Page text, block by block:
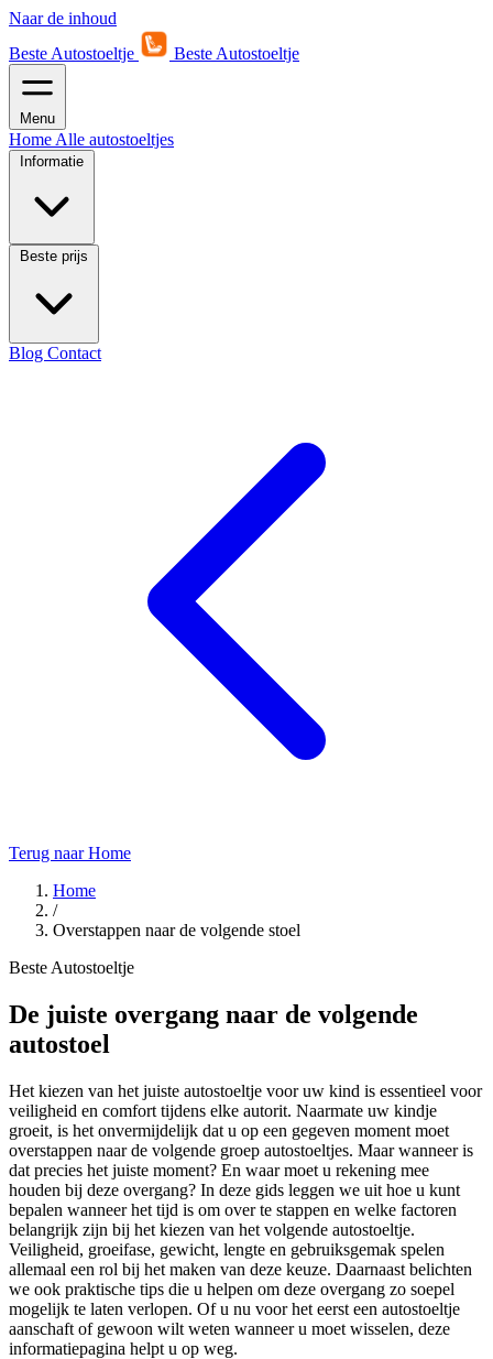
Naar de inhoud
Beste Autostoeltje
Beste Autostoeltje
Menu
Home Alle autostoeltjes
Informatie
Beste prijs
Blog Contact
Terug naar Home
Home
/
Overstappen naar de volgende stoel
Beste Autostoeltje
De juiste overgang naar de volgende
autostoel
Het kiezen van het juiste autostoeltje voor uw kind is essentieel voor
veiligheid en comfort tijdens elke autorit. Naarmate uw kindje
groeit, is het onvermijdelijk dat u op een gegeven moment moet
overstappen naar de volgende groep autostoeltjes. Maar wanneer is
dat precies het juiste moment? En waar moet u rekening mee
houden bij deze overgang? In deze gids leggen we uit hoe u kunt
bepalen wanneer het tijd is om over te stappen en welke factoren
belangrijk zijn bij het kiezen van het volgende autostoeltje.
Veiligheid, groeifase, gewicht, lengte en gebruiksgemak spelen
allemaal een rol bij het maken van deze keuze. Daarnaast belichten
we ook praktische tips die u helpen om deze overgang zo soepel
mogelijk te laten verlopen. Of u nu voor het eerst een autostoeltje
aanschaft of gewoon wilt weten wanneer u moet wisselen, deze
informatiepagina helpt u op weg.